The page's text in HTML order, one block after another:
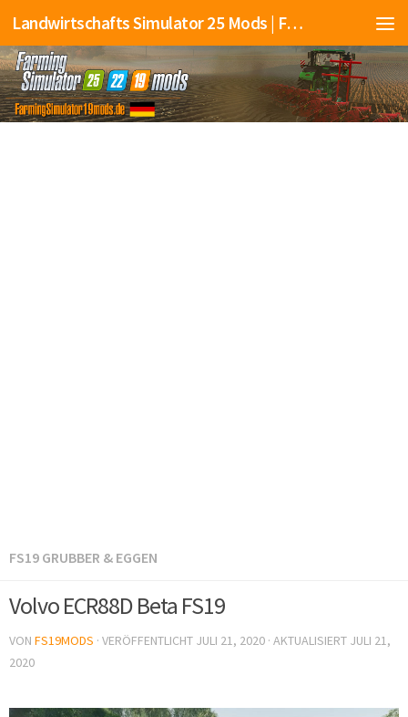
Landwirtschafts Simulator 25 Mods | Farming Simulator 25 Mods | FS25 Mods
FS19 GRUBBER & EGGEN
Volvo ECR88D Beta FS19
VON FS19MODS · VERÖFFENTLICHT JULI 21, 2020 · AKTUALISIERT JULI 21,
2020